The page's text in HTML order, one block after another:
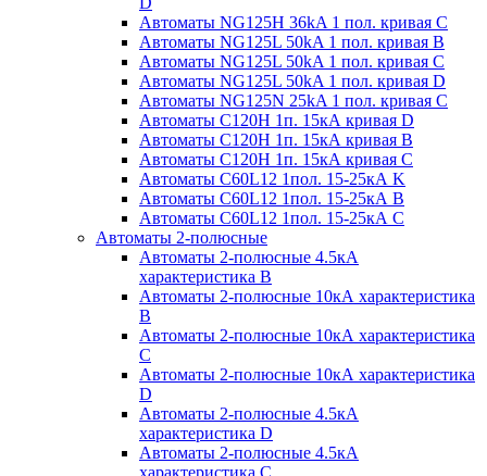
Автоматы NG125H 36kA 1 пол. кривая C
Автоматы NG125L 50kA 1 пол. кривая B
Автоматы NG125L 50kA 1 пол. кривая C
Автоматы NG125L 50kA 1 пол. кривая D
Автоматы NG125N 25kA 1 пол. кривая C
Автоматы С120H 1п. 15кА кривая D
Автоматы С120H 1п. 15кА кривая В
Автоматы С120H 1п. 15кА кривая С
Автоматы С60L12 1пол. 15-25кА K
Автоматы С60L12 1пол. 15-25кА В
Автоматы С60L12 1пол. 15-25кА С
Автоматы 2-полюсные
Автоматы 2-полюсные 4.5кА
характеристика В
Автоматы 2-полюсные 10кА характеристика
B
Автоматы 2-полюсные 10кА характеристика
C
Автоматы 2-полюсные 10кА характеристика
D
Автоматы 2-полюсные 4.5кА
характеристика D
Автоматы 2-полюсные 4.5кА
характеристика С